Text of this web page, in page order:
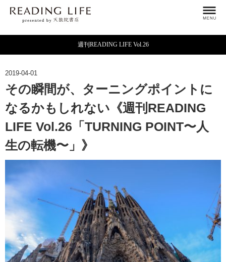
週刊READING LIFE Vol.26
2019-04-01
その瞬間が、ターニングポイントに
なるかもしれない《週刊READING
LIFE Vol.26「TURNING POINT〜人
生の転機〜」》